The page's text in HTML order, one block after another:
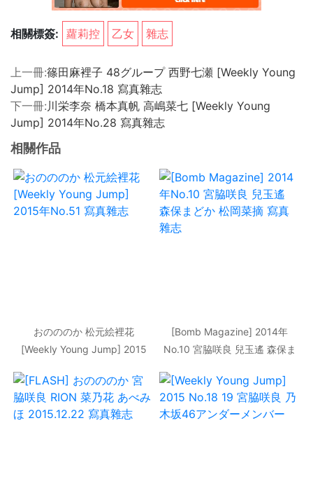
相關標簽: 蘿莉控 乙女 雜志
上一冊:篠田麻裡子 48グループ 西野七瀬 [Weekly Young
Jump] 2014年No.18 寫真雜志
下一冊:川栄李奈 橋本真帆 高嶋菜七 [Weekly Young
Jump] 2014年No.28 寫真雜志
相關作品
おのののか 松元絵裡花
[Weekly Young Jump] 2015
[Bomb Magazine] 2014年
No.10 宮脇咲良 兒玉遙 森保ま